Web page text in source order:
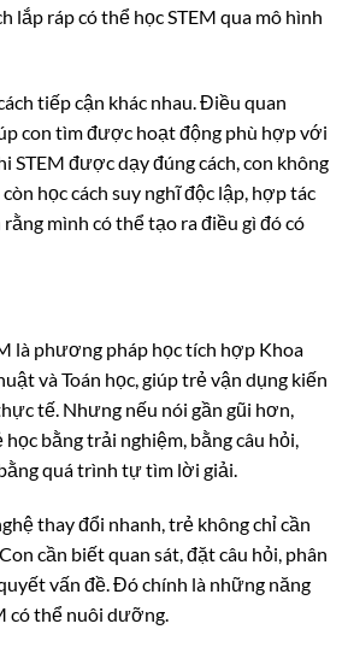
ráp có thể học STEM qua mô hình
tiếp cận khác nhau. Điều quan
con tìm được hoạt động phù hợp với
STEM được dạy đúng cách, con không
học cách suy nghĩ độc lập, hợp tác
mình có thể tạo ra điều gì đó có
là phương pháp học tích hợp Khoa
và Toán học, giúp trẻ vận dụng kiến
tế. Nhưng nếu nói gần gũi hơn,
học bằng trải nghiệm, bằng câu hỏi,
quá trình tự tìm lời giải.
thay đổi nhanh, trẻ không chỉ cần
cần biết quan sát, đặt câu hỏi, phân
vấn đề. Đó chính là những năng
có thể nuôi dưỡng.